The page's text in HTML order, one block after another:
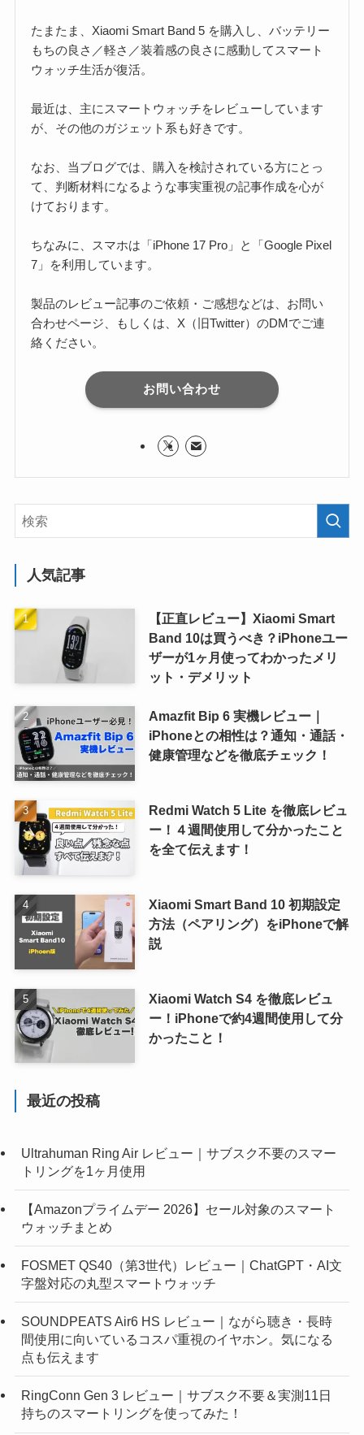
たまたま、Xiaomi Smart Band 5 を購入し、バッテリー
もちの良さ／軽さ／装着感の良さに感動してスマート
ウォッチ生活が復活。
最近は、主にスマートウォッチをレビューしています
が、その他のガジェット系も好きです。
なお、当ブログでは、購入を検討されている方にとっ
て、判断材料になるような事実重視の記事作成を心が
けております。
ちなみに、スマホは「iPhone 17 Pro」と「Google Pixel
7」を利用しています。
製品のレビュー記事のご依頼・ご感想などは、お問い
合わせページ、もしくは、X（旧Twitter）のDMでご連
絡ください。
お問い合わせ
人気記事
【正直レビュー】Xiaomi Smart
Band 10は買うべき？iPhoneユー
ザーが1ヶ月使ってわかったメリ
ット・デメリット
Amazfit Bip 6 実機レビュー｜
iPhoneとの相性は？通知・通話・
健康管理などを徹底チェック！
Redmi Watch 5 Lite を徹底レビュ
ー！４週間使用して分かったこと
を全て伝えます！
Xiaomi Smart Band 10 初期設定
方法（ペアリング）をiPhoneで解
説
Xiaomi Watch S4 を徹底レビュ
ー！iPhoneで約4週間使用して分
かったこと！
最近の投稿
Ultrahuman Ring Air レビュー｜サブスク不要のスマー
トリングを1ヶ月使用
【Amazonプライムデー 2026】セール対象のスマート
ウォッチまとめ
FOSMET QS40（第3世代）レビュー｜ChatGPT・AI文
字盤対応の丸型スマートウォッチ
SOUNDPEATS Air6 HS レビュー｜ながら聴き・長時
間使用に向いているコスパ重視のイヤホン。気になる
点も伝えます
RingConn Gen 3 レビュー｜サブスク不要＆実測11日
持ちのスマートリングを使ってみた！